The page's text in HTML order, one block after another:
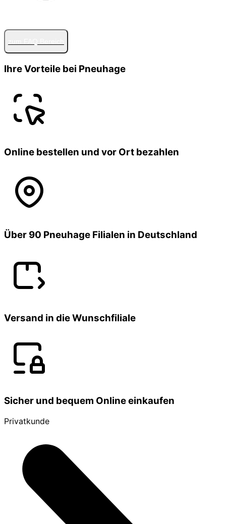
Ihre Vorteile bei Pneuhage
Online bestellen und vor Ort bezahlen
Über 90 Pneuhage Filialen in Deutschland
Versand in die Wunschfiliale
Sicher und bequem Online einkaufen
Privatkunde